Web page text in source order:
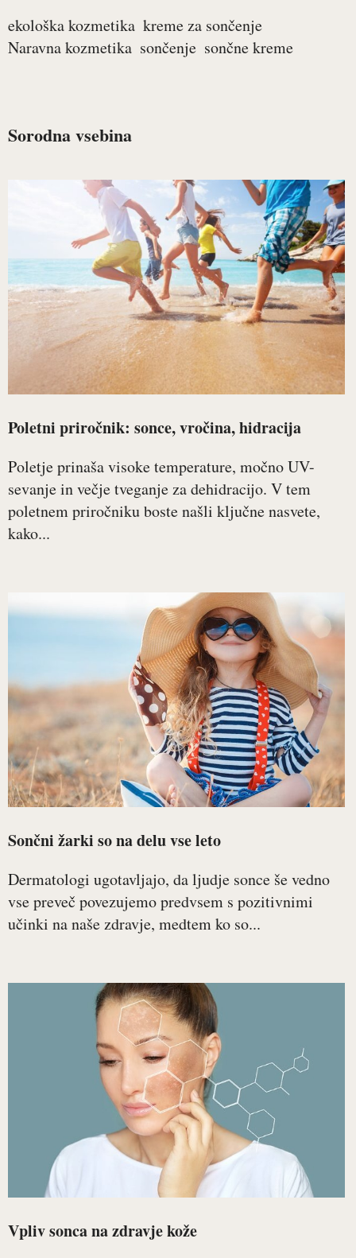
ekološka kozmetika kreme za sončenje
Naravna kozmetika sončenje sončne kreme
Sorodna vsebina
Poletni priročnik: sonce, vročina, hidracija
Poletje prinaša visoke temperature, močno UV-
sevanje in večje tveganje za dehidracijo. V tem
poletnem priročniku boste našli ključne nasvete,
kako...
Sončni žarki so na delu vse leto
Dermatologi ugotavljajo, da ljudje sonce še vedno
vse preveč povezujemo predvsem s pozitivnimi
učinki na naše zdravje, medtem ko so...
Vpliv sonca na zdravje kože